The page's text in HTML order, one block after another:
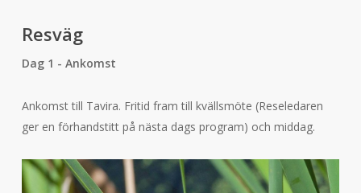
Resväg
Dag 1 - Ankomst
Ankomst till Tavira. Fritid fram till kvällsmöte (Reseledaren
ger en förhandstitt på nästa dags program) och middag.